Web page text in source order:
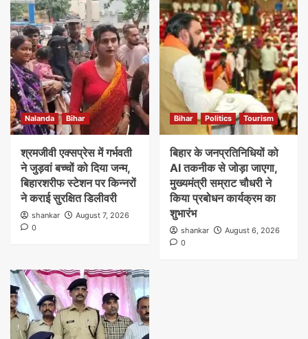
Nalanda Bihar
श्रमजीवी एक्सप्रेस में गर्भवती
ने जुड़वां बच्चों को दिया जन्म,
बिहारशरीफ स्टेशन पर किन्नरों
ने कराई सुरक्षित डिलीवरी
shankar
August 7, 2026
0
Bihar Politics Tourism
बिहार के जनप्रतिनिधियों को
AI तकनीक से जोड़ा जाएगा,
मुख्यमंत्री सम्राट चौधरी ने
किया प्रबोधन कार्यक्रम का
शुभारंभ
shankar
August 6, 2026
0